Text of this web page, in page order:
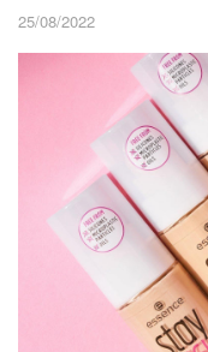
25/08/2022